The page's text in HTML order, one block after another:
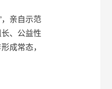
亲自示范
、公益性
成常态，